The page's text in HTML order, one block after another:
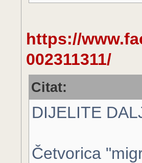
https://
002311311/
Citat:
DIJELITE
Četvorica